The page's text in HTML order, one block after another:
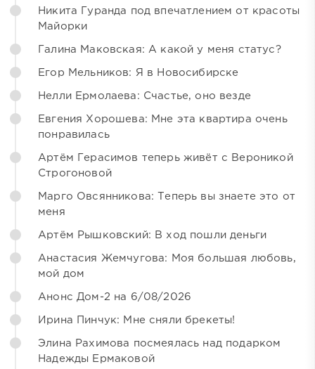
Никита Гуранда под впечатлением от красоты
Майорки
Галина Маковская: А какой у меня статус?
Егор Мельников: Я в Новосибирске
Нелли Ермолаева: Счастье, оно везде
Евгения Хорошева: Мне эта квартира очень
понравилась
Артём Герасимов теперь живёт с Вероникой
Строгоновой
Марго Овсянникова: Теперь вы знаете это от
меня
Артём Рышковский: В ход пошли деньги
Анастасия Жемчугова: Моя большая любовь,
мой дом
Анонс Дом-2 на 6/08/2026
Ирина Пинчук: Мне сняли брекеты!
Элина Рахимова посмеялась над подарком
Надежды Ермаковой